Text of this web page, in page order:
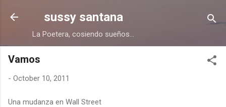
Skip to main content
sussy santana
La Poetera, cosiendo sueños...
Vamos
- October 10, 2011
Una mudanza en Wall Street